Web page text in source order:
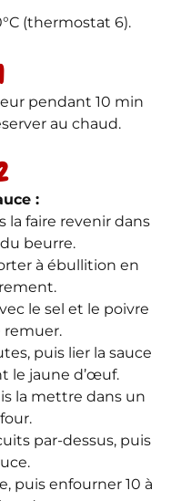
(thermostat 6).
pendant 10 min
au chaud.
:
la faire revenir dans
beurre.
à ébullition en
le sel et le poivre
puis lier la sauce
le jaune d’œuf.
la mettre dans un
par-dessus, puis
puis enfourner 10 à